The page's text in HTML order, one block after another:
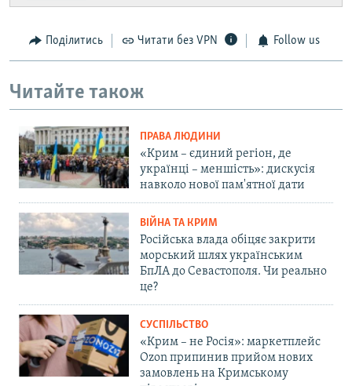
Поділитись Читати без VPN Follow us
Читайте також
ПРАВА ЛЮДИНИ
«Крим – єдиний регіон, де
українці – меншість»: дискусія
навколо нової пам'ятної дати
ВІЙНА ТА КРИМ
Російська влада обіцяє закрити
морський шлях українським
БпЛА до Севастополя. Чи реально
це?
СУСПІЛЬСТВО
«Крим – не Росія»: маркетплейс
Ozon припинив прийом нових
замовлень на Кримському